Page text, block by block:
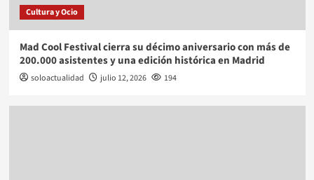
Cultura y Ocio
Mad Cool Festival cierra su décimo aniversario con más de
200.000 asistentes y una edición histórica en Madrid
soloactualidad julio 12, 2026 194